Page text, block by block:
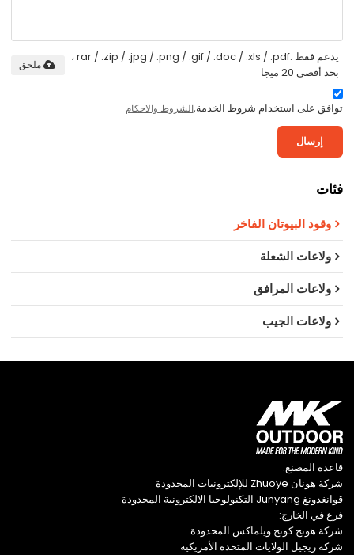
يدعم فقط .rar / .zip / .jpg / .png / .gif / .doc / .xls / .pdf ،
بحد أقصى 20 ميجا
ملحق
توافق على استخدام شروط الخدمة,الشروط والاحكام
إرسال
فئات
وقود البيوتان الفاخر
ولاعات الشعلة
ولاعات المرافق
ولاعات الجيب
قاعدة المصنع:
شركة هونان Zhuoye للإلكترونيات المحدودة
قوانغدونغ Junyang التكنولوجيا الالكترونية المحدودة
فرع في الخارج:
شركة هونج كونج ويلماكس المحدودة
شركة ريجيل الولايات المتحدة الأمريكية